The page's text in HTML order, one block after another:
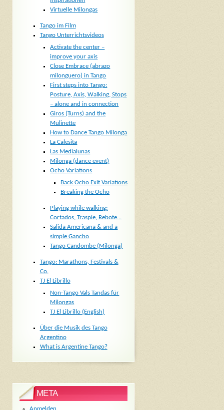
Virtuelle Milongas
Tango im Film
Tango Unterrichtsvideos
Activate the center –
improve your axis
Close Embrace (abrazo
milonguero) in Tango
First steps into Tango:
Posture, Axis, Walking, Stops
– alone and in connection
Giros (Turns) and the
Mulinette
How to Dance Tango Milonga
La Calesita
Las Medialunas
Milonga (dance event)
Ocho Variations
Back Ocho Exit Variations
Breaking the Ocho
Playing while walking:
Cortados, Traspie, Rebote…
Salida Americana & and a
simple Gancho
Tango Candombe (Milonga)
Tango: Marathons, Festivals &
Co.
TJ El Librillo
Non-Tango Vals Tandas für
Milongas
TJ El Librillo (English)
Über die Musik des Tango
Argentino
What is Argentine Tango?
META
Anmelden